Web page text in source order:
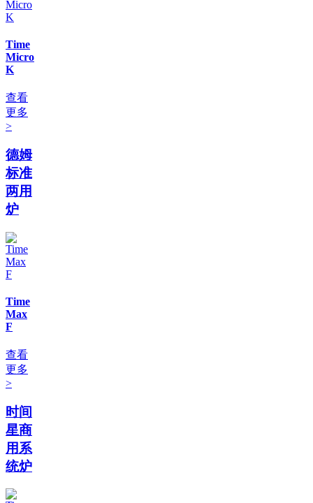
Time
Micro
K
查看
更多
>
德姆
标准
两用
炉
Time
Max
F
查看
更多
>
时间
星商
用系
统炉